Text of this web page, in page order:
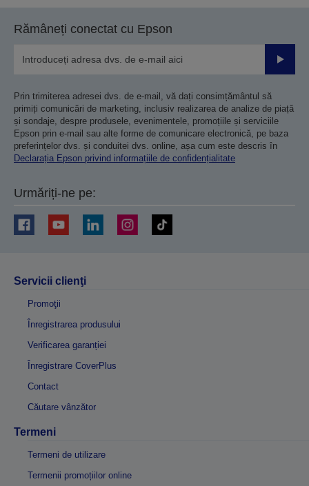
Rămâneți conectat cu Epson
Prin trimiterea adresei dvs. de e-mail, vă dați consimțământul să
primiți comunicări de marketing, inclusiv realizarea de analize de piață
și sondaje, despre produsele, evenimentele, promoțiile și serviciile
Epson prin e-mail sau alte forme de comunicare electronică, pe baza
preferințelor dvs. și conduitei dvs. online, așa cum este descris în
Declarația Epson privind informațiile de confidențialitate
Urmăriți-ne pe:
Servicii clienţi
Promoţii
Înregistrarea produsului
Verificarea garanției
Înregistrare CoverPlus
Contact
Căutare vânzător
Termeni
Termeni de utilizare
Termenii promoțiilor online